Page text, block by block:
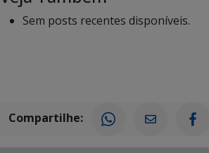
Sem posts recentes disponíveis.
Compartilhe: